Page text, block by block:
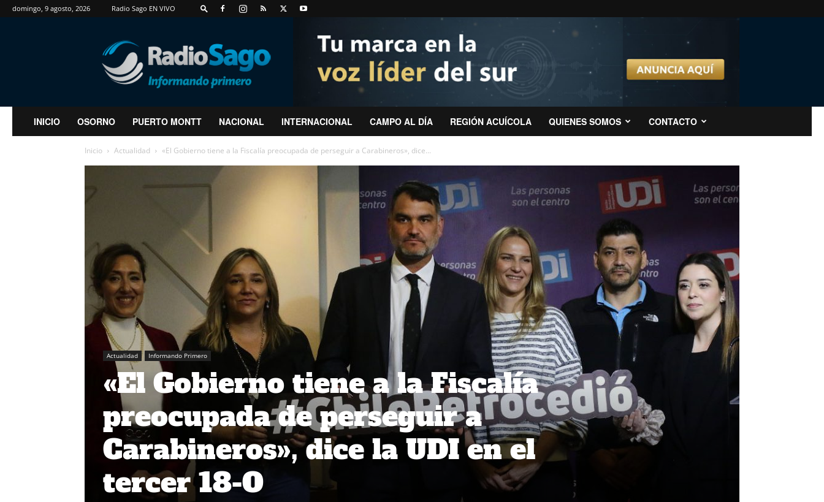
domingo, 9 agosto, 2026 Radio Sago EN VIVO
RadioSago
INICIO OSORNO PUERTO MONTT NACIONAL INTERNACIONAL CAMPO AL DÍA REGIÓN ACUÍCOLA QUIENES SOMOS CONTACTO
Inicio Actualidad «El Gobierno tiene a la Fiscalía preocupada de perseguir a Carabineros», dice...
Actualidad Informando Primero
«El Gobierno tiene a la Fiscalía
preocupada de perseguir a
Carabineros», dice la UDI en el
tercer 18-O